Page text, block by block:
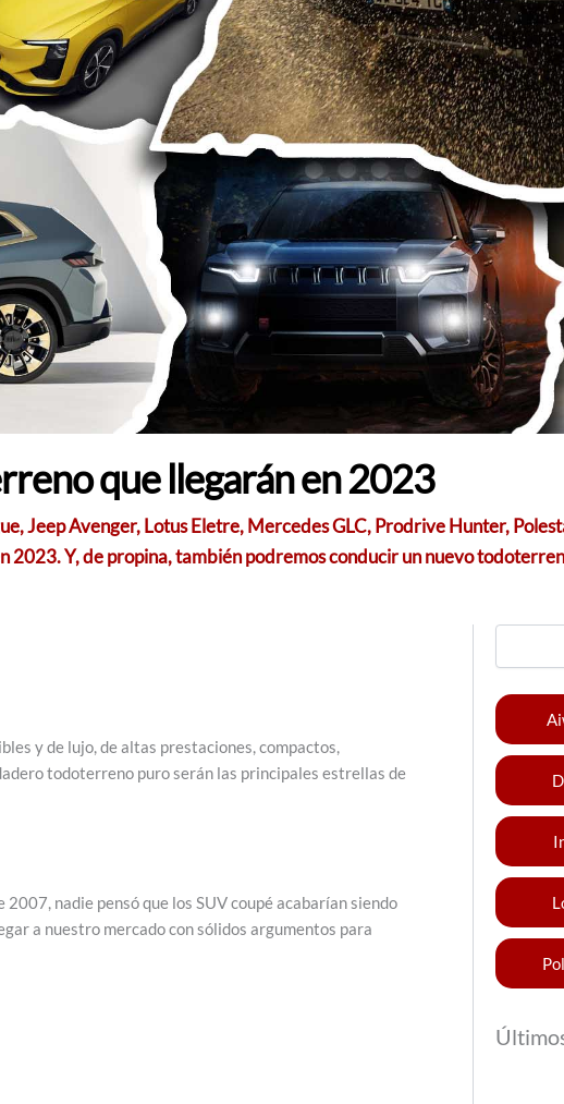
que llegarán en 2023
Jeep Avenger, Lotus Eletre, Mercedes GLC, Prodrive Hunter,
2023. Y, de propina, también podremos conducir un nuevo
y de lujo, de altas prestaciones, compactos,
todoterreno puro serán las principales estrellas de
2007, nadie pensó que los SUV coupé acabarían siendo
a nuestro mercado con sólidos argumentos para